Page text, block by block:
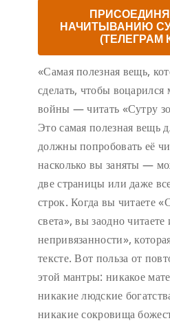
НАЧИТЫВАНИЮ
(ТЕЛЕГРАМ
«Самая полезная вещь,
сделать, чтобы
войны — читать «Сутру
Это самая полезная вещь
должны попробовать её
насколько вы заняты —
две страницы или даже
строк. Когда вы читаете
света», вы заодно
непривязанности»,
тексте. Вот польза от
этой мантры: никакое
никакие людские
никакие сокровища